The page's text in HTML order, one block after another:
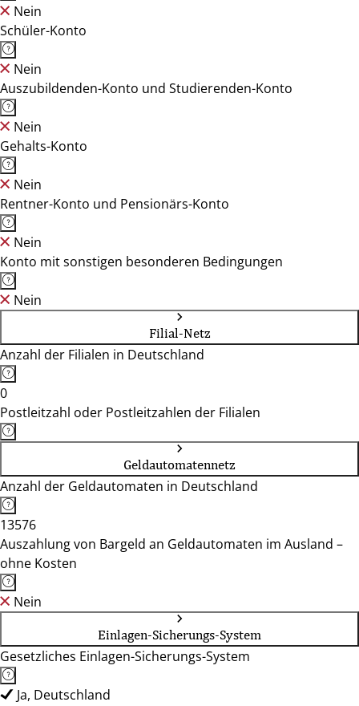
Nein
Schüler-Konto
Nein
Auszubildenden-Konto und Studierenden-Konto
Nein
Gehalts-Konto
Nein
Rentner-Konto und Pensionärs-Konto
Nein
Konto mit sonstigen besonderen Bedingungen
Nein
Filial-Netz
Anzahl der Filialen in Deutschland
0
Postleitzahl oder Postleitzahlen der Filialen
Geldautomatennetz
Anzahl der Geldautomaten in Deutschland
13576
Auszahlung von Bargeld an Geldautomaten im Ausland –
ohne Kosten
Nein
Einlagen-Sicherungs-System
Gesetzliches Einlagen-Sicherungs-System
Ja, Deutschland